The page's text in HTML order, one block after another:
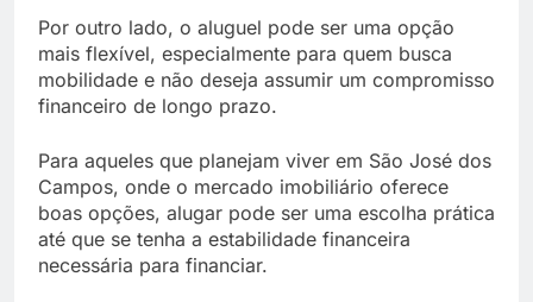
Por outro lado, o aluguel pode ser uma opção
mais flexível, especialmente para quem busca
mobilidade e não deseja assumir um compromisso
financeiro de longo prazo.
Para aqueles que planejam viver em São José dos
Campos, onde o mercado imobiliário oferece
boas opções, alugar pode ser uma escolha prática
até que se tenha a estabilidade financeira
necessária para financiar.